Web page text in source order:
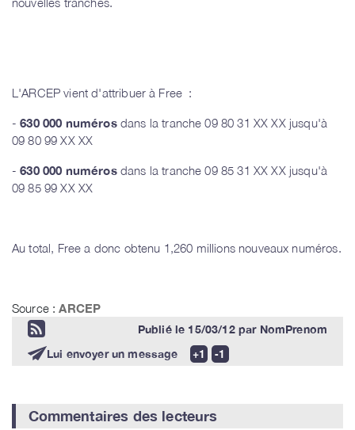
L'ARCEP vient d'attribuer à Free :
- 630 000 numéros dans la tranche 09 80 31 XX XX jusqu'à
09 80 99 XX XX
- 630 000 numéros dans la tranche 09 85 31 XX XX jusqu'à
09 85 99 XX XX
Au total, Free a donc obtenu 1,260 millions nouveaux numéros.
Source :ARCEP
Publié le 15/03/12par NomPrenom
Lui envoyer un message
Commentaires des lecteurs